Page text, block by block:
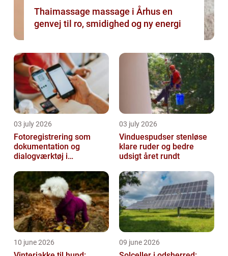
Thaimassage massage i Århus en
genvej til ro, smidighed og ny energi
03 july 2026
Fotoregistrering som
dokumentation og
dialogværktøj i
03 july 2026
Vinduespudser stenløse
klare ruder og bedre
udsigt året rundt
10 june 2026 09 june 2026